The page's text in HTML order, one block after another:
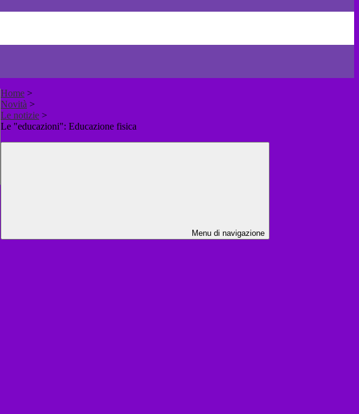
Home >
Novità >
Le notizie >
Le "educazioni": Educazione fisica
Menu di navigazione